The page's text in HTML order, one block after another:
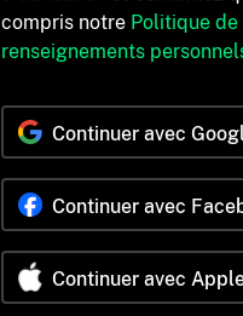
compris notre Politique
renseignements
Continuer avec
Continuer avec
Continuer avec